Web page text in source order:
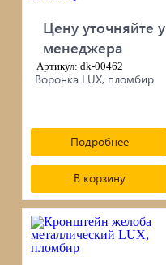
Цену уточняйте у
менеджера
Артикул: dk-00462
Воронка LUX, пломбир
Подробнее
В корзину